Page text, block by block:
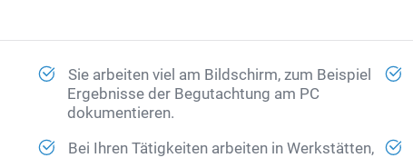
Sie arbeiten viel am Bildschirm, zum Beispiel
Ergebnisse der Begutachtung am PC
dokumentieren.
Bei Ihren Tätigkeiten arbeiten in Werkstätten,